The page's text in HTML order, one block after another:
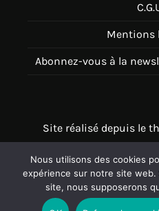
Mentions
Abonnez-vous à la
Site réalisé depuis le
Nous utilisons des cookies
expérience sur notre site
site, nous supposerons